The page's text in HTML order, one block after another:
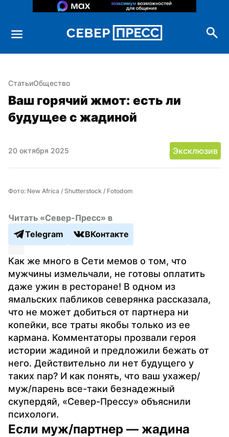
СтатьиОбщество
Ваш горячий жмот: есть ли
будущее с жадиной
20 октября 2025 Эксклюзив
Фото: New Africa / Shutterstock / Fotodom
Читать «Север-Пресс» в
Telegram
ВКонтакте
Как же много в Сети мемов о том, что
мужчины измельчали, не готовы оплатить
даже ужин в ресторане! В одном из
ямальских пабликов северянка рассказала,
что не может добиться от партнера ни
копейки, все траты якобы только из ее
кармана. Комментаторы прозвали героя
истории жадиной и предложили бежать от
него. Действительно ли нет будущего у
таких пар? И как понять, что ваш ухажер/
муж/парень все-таки безнадежный
скупердяй, «Север-Прессу» объяснили
психологи.
Если муж/партнер — жадина